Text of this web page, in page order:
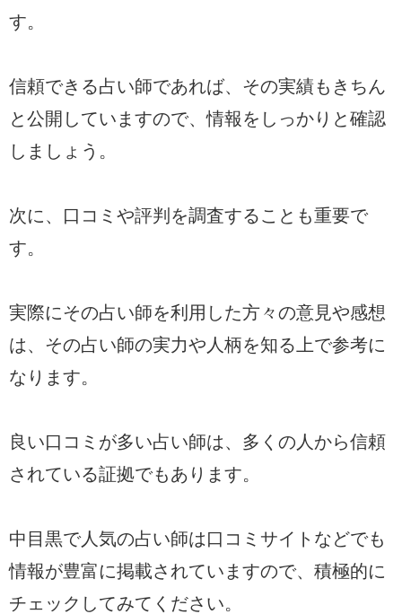
す。
信頼できる占い師であれば、その実績もきちん
と公開していますので、情報をしっかりと確認
しましょう。
次に、口コミや評判を調査することも重要で
す。
実際にその占い師を利用した方々の意見や感想
は、その占い師の実力や人柄を知る上で参考に
なります。
良い口コミが多い占い師は、多くの人から信頼
されている証拠でもあります。
中目黒で人気の占い師は口コミサイトなどでも
情報が豊富に掲載されていますので、積極的に
チェックしてみてください。